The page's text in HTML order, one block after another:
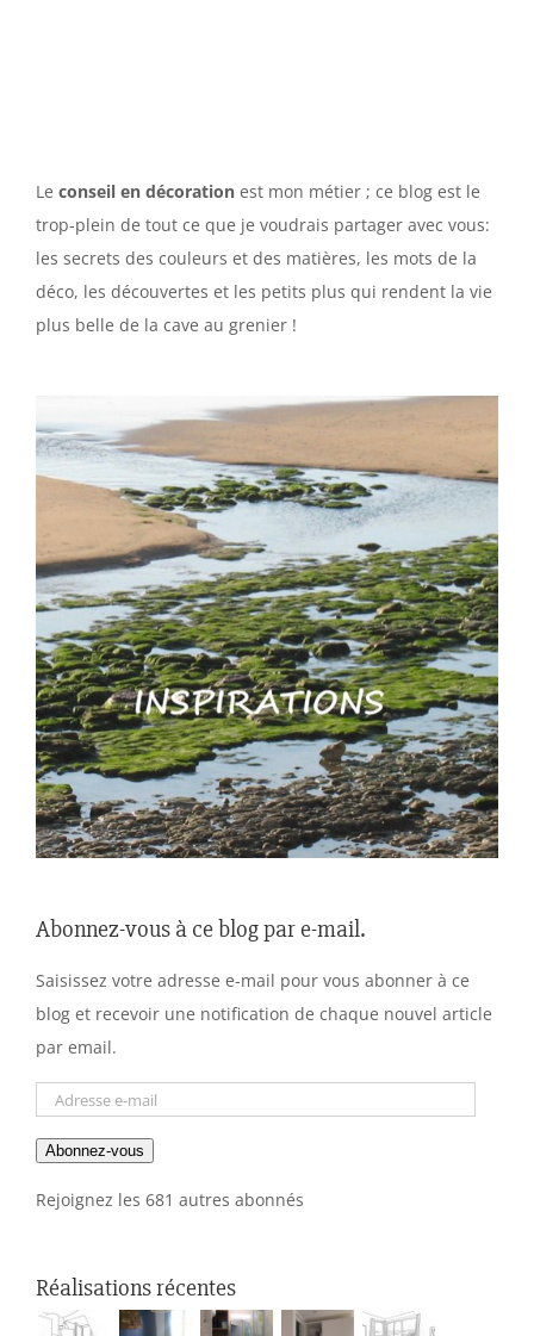
Le conseil en décoration est mon métier ; ce blog est le
trop-plein de tout ce que je voudrais partager avec vous:
les secrets des couleurs et des matières, les mots de la
déco, les découvertes et les petits plus qui rendent la vie
plus belle de la cave au grenier !
Abonnez-vous à ce blog par e-mail.
Saisissez votre adresse e-mail pour vous abonner à ce
blog et recevoir une notification de chaque nouvel article
par email.
Adresse
mail
Abonnez-vous
Rejoignez les 681 autres abonnés
Réalisations récentes